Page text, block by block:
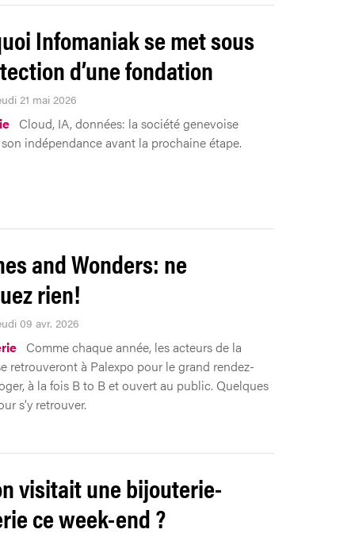
Infomaniak se met sous
d’une fondation
21 mai 2026
Cloud, IA, données: la société genevoise
indépendance avant la prochaine étape.
and Wonders: ne
rien!
09 avr. 2026
Comme chaque année, les acteurs de la
retrouveront à Palexpo pour le grand rendez-
à la fois B to B et ouvert au public. Quelques
s’y retrouver.
visitait une bijouterie-
ce week-end ?